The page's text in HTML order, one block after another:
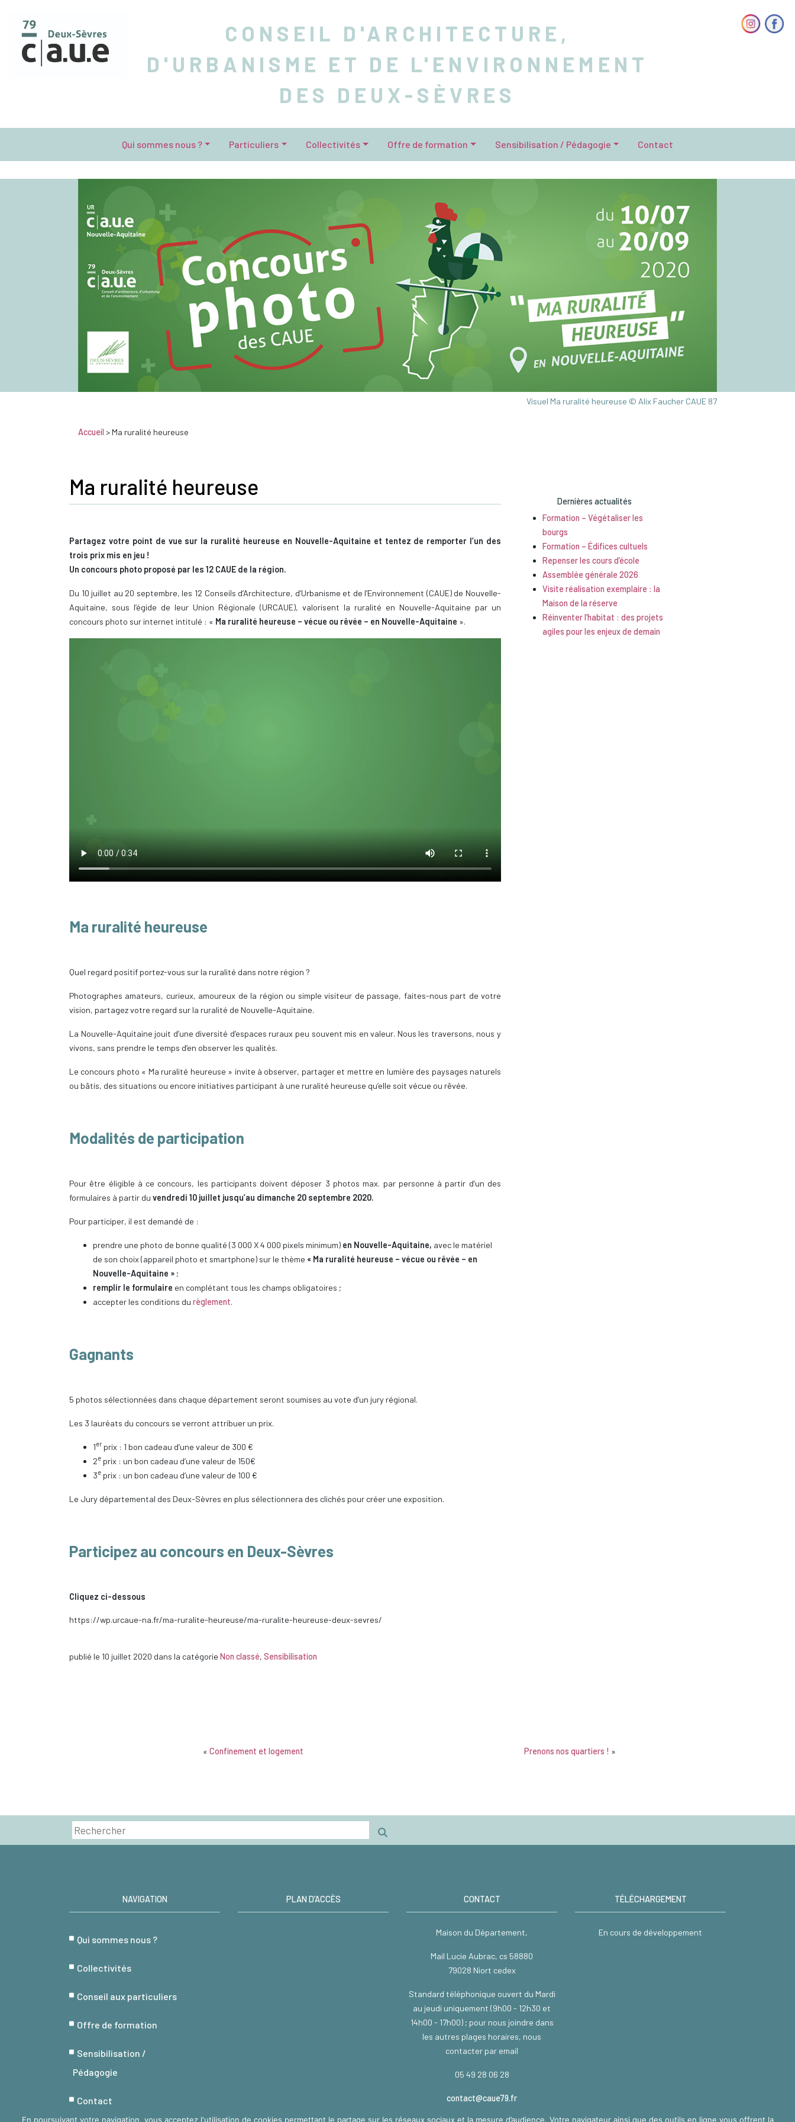
CONSEIL D'ARCHITECTURE,
D'URBANISME ET DE L'ENVIRONNEMENT
DES DEUX-SÈVRES
Qui sommes nous ? Particuliers Collectivités Offre de formation Sensibilisation / Pédagogie Contact
Visuel Ma ruralité heureuse © Alix Faucher CAUE 87
Accueil > Ma ruralité heureuse
Ma ruralité heureuse
Partagez votre point de vue sur la ruralité heureuse en Nouvelle-Aquitaine et tentez de remporter l’un des
trois prix mis en jeu !
Un concours photo proposé par les 12 CAUE de la région.
Du 10 juillet au 20 septembre, les 12 Conseils d’Architecture, d’Urbanisme et de l’Environnement (CAUE) de Nouvelle-
Aquitaine, sous l’égide de leur Union Régionale (URCAUE), valorisent la ruralité en Nouvelle-Aquitaine par un
concours photo sur internet intitulé : « Ma ruralité heureuse – vécue ou rêvée – en Nouvelle-Aquitaine ».
Ma ruralité heureuse
Quel regard positif portez-vous sur la ruralité dans notre région ?
Photographes amateurs, curieux, amoureux de la région ou simple visiteur de passage, faites-nous part de votre
vision, partagez votre regard sur la ruralité de Nouvelle-Aquitaine.
La Nouvelle-Aquitaine jouit d’une diversité d’espaces ruraux peu souvent mis en valeur. Nous les traversons, nous y
vivons, sans prendre le temps d’en observer les qualités.
Le concours photo « Ma ruralité heureuse » invite à observer, partager et mettre en lumière des paysages naturels
ou bâtis, des situations ou encore initiatives participant à une ruralité heureuse qu’elle soit vécue ou rêvée.
Modalités de participation
Pour être éligible à ce concours, les participants doivent déposer 3 photos max. par personne à partir d’un des
formulaires à partir du vendredi 10 juillet jusqu’au dimanche 20 septembre 2020.
Pour participer, il est demandé de :
prendre une photo de bonne qualité (3 000 X 4 000 pixels minimum) en Nouvelle-Aquitaine, avec le matériel
de son choix (appareil photo et smartphone) sur le thème « Ma ruralité heureuse – vécue ou rêvée – en
Nouvelle-Aquitaine » ;
remplir le formulaire en complétant tous les champs obligatoires ;
accepter les conditions du règlement.
Gagnants
5 photos sélectionnées dans chaque département seront soumises au vote d’un jury régional.
Les 3 lauréats du concours se verront attribuer un prix.
1er prix : 1 bon cadeau d’une valeur de 300 €
2e prix : un bon cadeau d’une valeur de 150€
3e prix : un bon cadeau d’une valeur de 100 €
Le Jury départemental des Deux-Sèvres en plus sélectionnera des clichés pour créer une exposition.
Participez au concours en Deux-Sèvres
Cliquez ci-dessous
https://wp.urcaue-na.fr/ma-ruralite-heureuse/ma-ruralite-heureuse-deux-sevres/
publié le 10 juillet 2020 dans la catégorie Non classé, Sensibilisation
Dernières actualités
Formation – Végétaliser les
bourgs
Formation – Édifices cultuels
Repenser les cours d’école
Assemblée générale 2026
Visite réalisation exemplaire : la
Maison de la réserve
Réinventer l’habitat : des projets
agiles pour les enjeux de demain
«Confinement et logement Prenons nos quartiers ! »
NAVIGATION
Qui sommes nous ?
Collectivités
Conseil aux particuliers
Offre de formation
Sensibilisation /
Pédagogie
Contact
PLAN D’ACCÈS CONTACT
Maison du Département,
Mail Lucie Aubrac, cs 58880
79028 Niort cedex
Standard téléphonique ouvert du Mardi
au jeudi uniquement (9h00 - 12h30 et
14h00 - 17h00) ; pour nous joindre dans
les autres plages horaires, nous
contacter par email
05 49 28 06 28
contact@caue79.fr
TÉLÉCHARGEMENT
En cours de développement
En poursuivant votre navigation, vous acceptez l'utilisation de cookies permettant le partage sur les réseaux sociaux et la mesure d’audience. Votre navigateur ainsi que des outils en ligne vous offrent la